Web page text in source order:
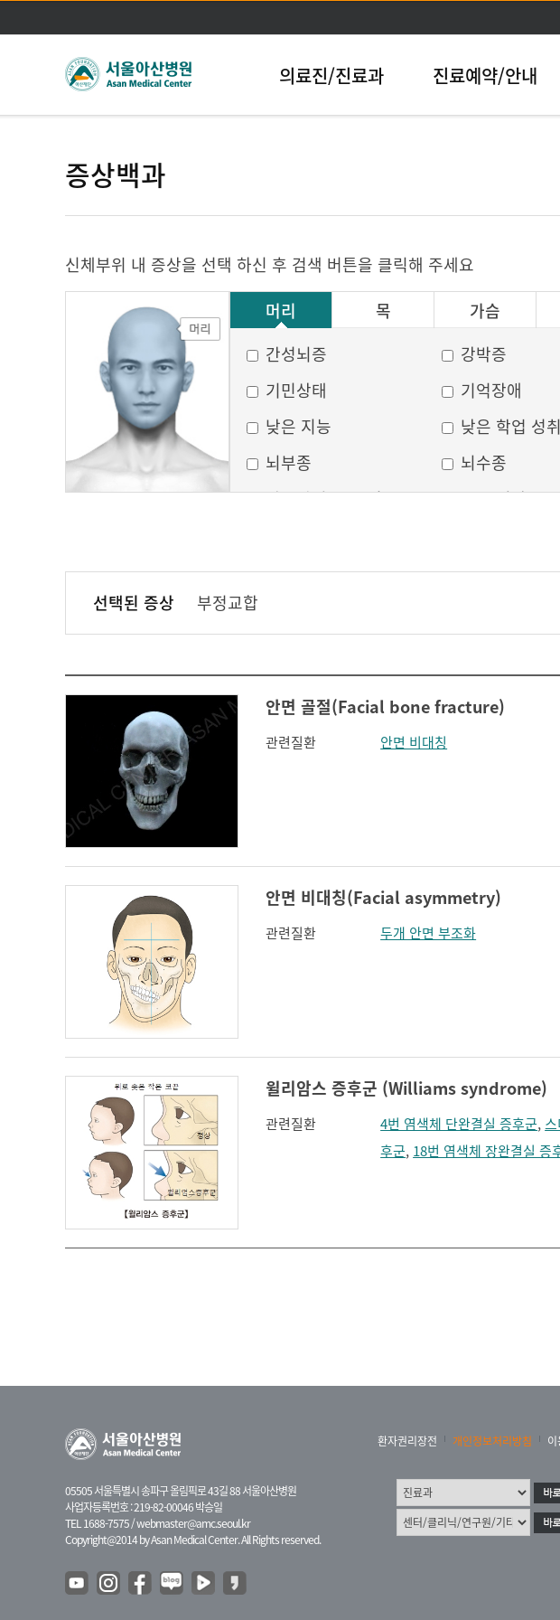
의료진/진료과 진료예약/안내
증상백과
신체부위 내 증상을 선택 하신 후 검색 버튼을 클릭해 주세요
머리
목 가슴
그 외
간성뇌증 강박증
기민상태
기억장애
낮은 지능
낮은 학업 성취
뇌부종
뇌수종
달모양의 둥근 얼굴
두부 외상
무균성 뇌막염
무의식
안면홍조
어지러움
얼굴모양변화
얼굴부종
얼굴이 밋밋함
코 옆과 입꼬리 주름
콧등이 넓어짐
하악전돌
학습장애
선택된 증상 부정교합
안면 골절(Facial bone fracture)
관련질환 안면 비대칭
안면 비대칭(Facial asymmetry)
관련질환 두개 안면 부조화
윌리암스 증후군 (Williams syndrome)
관련질환 4번 염색체 단완결실 증후군,
후군, 18번 염색체 장완결실 증
05505 서울특별시 송파구 올림픽로 43길 88 서울아산병원
사업자등록번호 : 219-82-00046 박승일
TEL 1688-7575 /webmaster@amc.seoul.kr
Copyright@2014 by Asan Medical Center. All Rights reserved.
환자권리장전 개인정보처리방침